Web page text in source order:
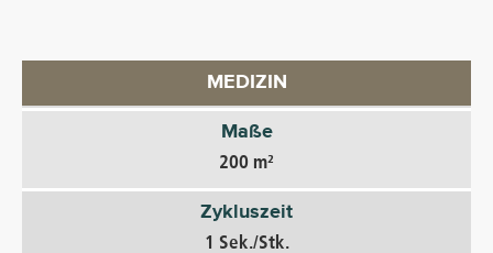
MEDIZIN
Maße
200 m²
Zykluszeit
1 Sek./Stk.